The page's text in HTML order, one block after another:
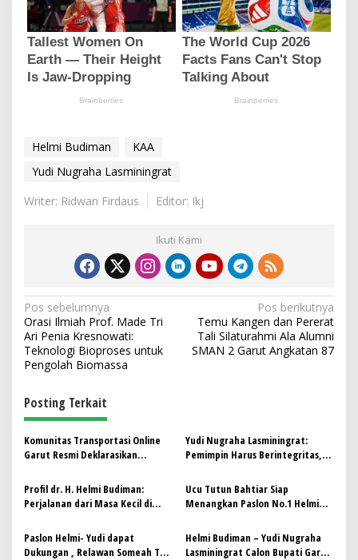
Helmi Budiman
KAA
Yudi Nugraha Lasminingrat
Writer: Ridwan Firdaus
Editor: Ikj
Ikuti Kami
N
a
v
i
g
a
s
i
p
o
s
Pos sebelumnya
Orasi Ilmiah Prof. Made Tri
Ari Penia Kresnowati:
Teknologi Bioproses untuk
Pengolah Biomassa
Pos berikutnya
Temu Kangen dan Pererat
Tali Silaturahmi Ala Alumni
SMAN 2 Garut Angkatan 87
Posting Terkait
Komunitas Transportasi Online
Garut Resmi Deklarasikan
Budiman dan H. Yudi Nugraha
Lasminingrat
Yudi Nugraha Lasminingrat:
Pemimpin Harus Berintegritas,
Pribadi
Profil dr. H. Helmi Budiman:
Perjalanan dari Masa Kecil di
Wakil Bupati Garut
Ucu Tutun Bahtiar Siap
Menangkan Paslon No.1 Helmi
Lasminingrat di Pilkada Garut
Paslon Helmi- Yudi dapat
Dukungan , Relawan Someah Tur
Helmi Budiman – Yudi Nugraha
Lasminingrat Calon Bupati Garut